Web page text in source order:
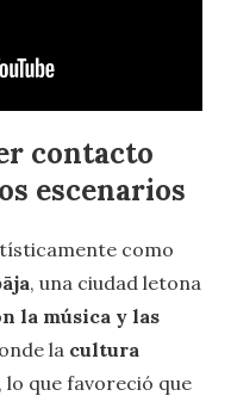
contacto
escenarios
como
, una ciudad letona
la música y las
la cultura
lo que favoreció que